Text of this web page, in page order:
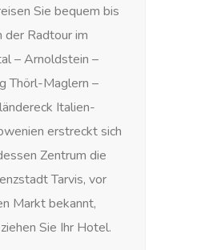
Sie bequem bis
der Radtour im
– Arnoldstein –
Thörl-Maglern –
Italien-
erstreckt sich
Zentrum die
Tarvis, vor
Markt bekannt,
Sie Ihr Hotel.